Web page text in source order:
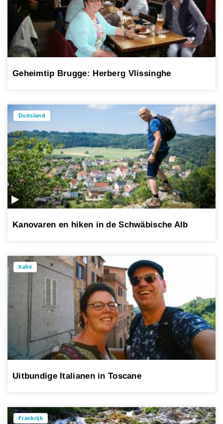
Geheimtip Brugge: Herberg Vlissinghe
Duitsland
Kanovaren en hiken in de Schwäbische Alb
Italië
Uitbundige Italianen in Toscane
Frankrijk